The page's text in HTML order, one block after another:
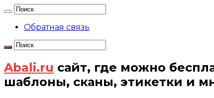
Обратная связь
Abali.ru сайт, где можно
шаблоны, сканы, этикетки и